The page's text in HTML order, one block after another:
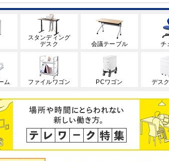
スタンディング
デスク
会議テーブル チ
ム ファイルワゴン PCワゴン デス